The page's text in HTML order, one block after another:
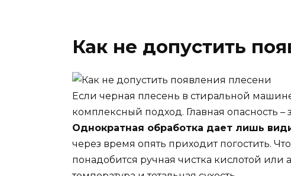
Как не допустить
Если черная плесень в стиральной
комплексный подход. Главная опасность –
Однократная обработка дает лишь
через время опять приходит погостить.
понадобится ручная чистка кислотой